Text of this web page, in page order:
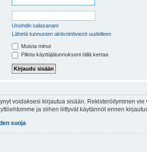
Unohdin salasanani
Lähetä tunnusten aktivointiviesti uudelleen
Muista minut
Piilota käyttäjätunnukseni tällä kertaa
voidaksesi kirjautua sisään. Rekisteröityminen
ja siihen liittyvät käytännöt ennen
suoja